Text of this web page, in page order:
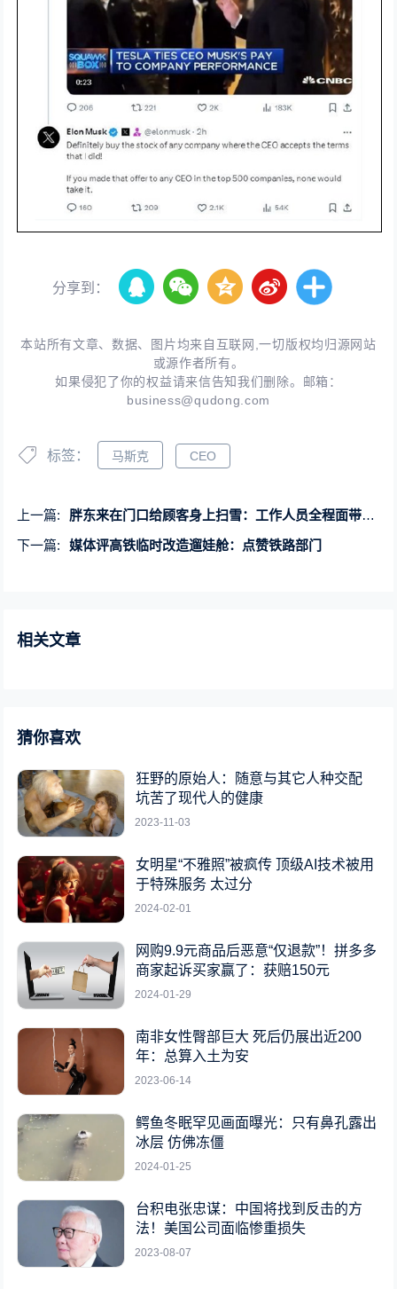
分享到：
本站所有文章、数据、图片均来自互联网,一切版权均归源网站
或源作者所有。
如果侵犯了你的权益请来信告知我们删除。邮箱：
business@qudong.com
标签： 马斯克 CEO
上一篇:
胖东来在门口给顾客身上扫雪：工作人员全程面带微笑
下一篇:
媒体评高铁临时改造遛娃舱：点赞铁路部门
相关文章
猜你喜欢
狂野的原始人：随意与其它人种交配
坑苦了现代人的健康
2023-11-03
女明星“不雅照”被疯传 顶级AI技术被用
于特殊服务 太过分
2024-02-01
网购9.9元商品后恶意“仅退款”！拼多多
商家起诉买家赢了：获赔150元
2024-01-29
南非女性臀部巨大 死后仍展出近200
年：总算入土为安
2023-06-14
鳄鱼冬眠罕见画面曝光：只有鼻孔露出
冰层 仿佛冻僵
2024-01-25
台积电张忠谋：中国将找到反击的方
法！美国公司面临惨重损失
2023-08-07